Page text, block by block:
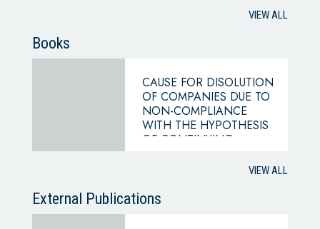
VIEW ALL
Books
CAUSE FOR DISOLUTION
OF COMPANIES DUE TO
NON-COMPLIANCE
WITH THE HYPOTHESIS
OF CONTINUING
VIEW ALL
External Publications